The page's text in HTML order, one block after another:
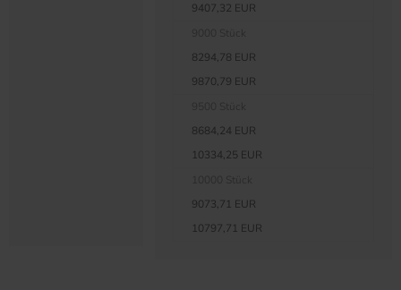
9407,32 EUR
8294,78 EUR
9870,79 EUR
8684,24 EUR
10334,25 EUR
9073,71 EUR
10797,71 EUR